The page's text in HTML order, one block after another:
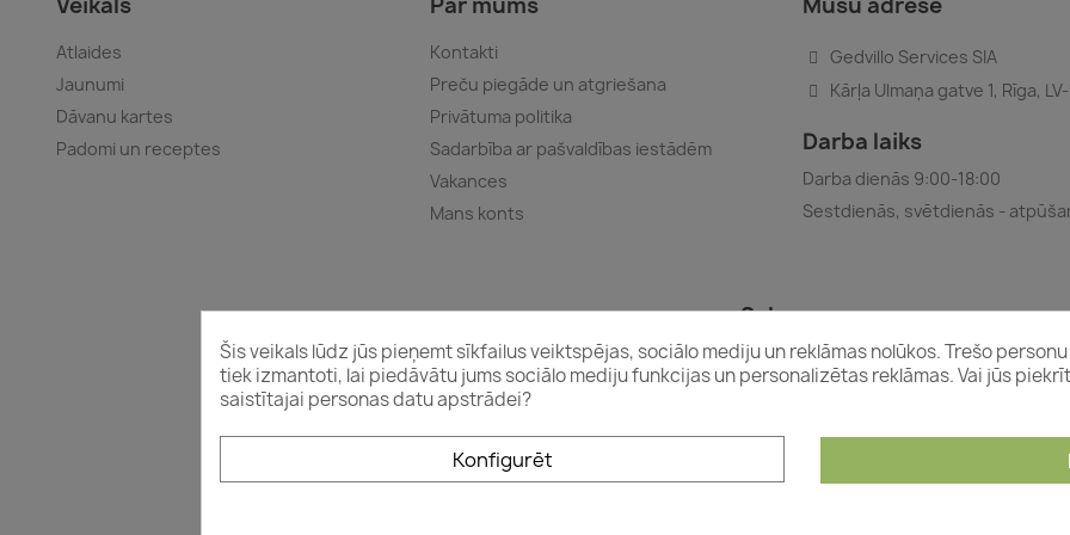
Atlaides
Jaunumi
Dāvanu kartes
Padomi un receptes
Kontakti
Preču piegāde un atgriešana
Privātuma politika
Sadarbība ar pašvaldības iestādēm
Vakances
Mans konts
Gedvillo Services SIA
Kārļa Ulmaņa gatve 1, Rīga,
Darba laiks
Darba dienās 9:00-18:00
Sestdienās, svētdienās -
Seko mums
Šis veikals lūdz jūs pieņemt sīkfailus veiktspējas, sociālo mediju un reklāmas nolūkos. Trešo
tiek izmantoti, lai piedāvātu jums sociālo mediju funkcijas un personalizētas reklāmas. Vai jūs
saistītajai personas datu apstrādei?
Konfigurēt